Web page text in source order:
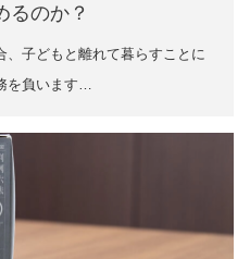
るのか？
子どもと離れて暮らすことに
を負います…